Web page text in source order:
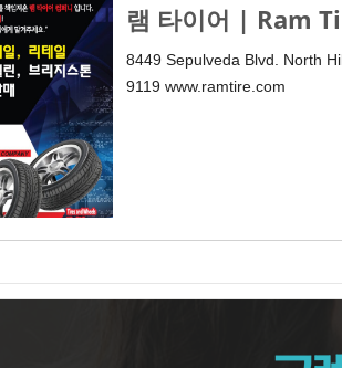
램 타이어 | Ram
8449 Sepulveda Blvd. North
9119 www.ramtire.com